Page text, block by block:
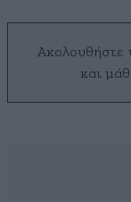
Ακολουθήστε
και